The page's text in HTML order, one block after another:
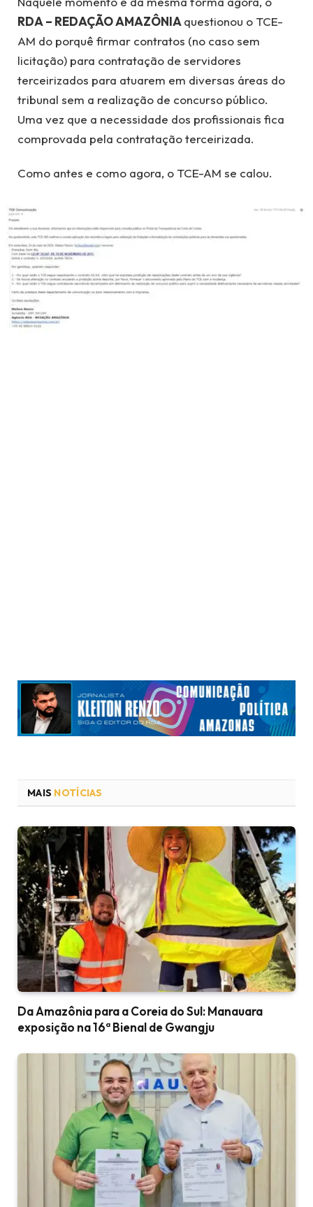
RDA – REDAÇÃO AMAZÔNIAquestionou o TCE-
AM do porquê firmar contratos (no caso sem
licitação) para contratação de servidores
terceirizados para atuarem em diversas áreas do
tribunal sem a realização de concurso público.
Uma vez que a necessidade dos profissionais fica
comprovada pela contratação terceirizada.
Como antes e como agora, o TCE-AM se calou.
MAIS NOTÍCIAS
Da Amazônia para a Coreia do Sul: Manauara
exposição na 16ª Bienal de Gwangju